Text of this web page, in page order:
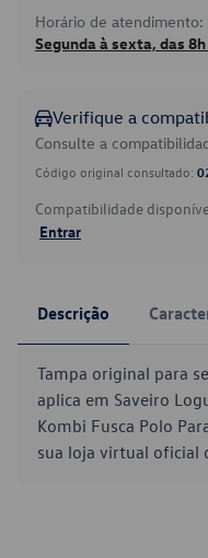
Horário de atendimento:
Segunda à sexta, das
Verifique a
Consulte a
Código original consultado:
Compatibilidade
Entrar
Descrição
Tampa original para
aplica em Saveiro
Kombi Fusca Polo
sua loja virtual oficial